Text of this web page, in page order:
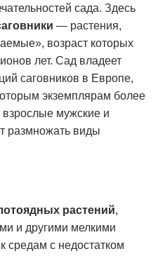
сада. Здесь
— растения,
возраст которых
лет. Сад владеет
саговников в Европе,
экземплярам более
взрослые мужские и
размножать виды
растений,
и другими мелкими
средам с недостатком